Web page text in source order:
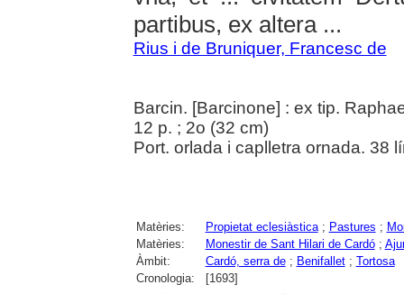
partibus, ex altera ...
Rius i de Bruniquer, Francesc de
Barcin. [Barcinone] : ex tip.
12 p. ; 2o (32 cm)
Port. orlada i caplletra ornada. 38
Matèries: Propietat eclesiàstica; Pastures ;
Matèries:
Monestir de Sant Hilari de Cardó;
Àmbit:
Cardó, serra de; Benifallet; Tortosa
Cronologia:
[1693]